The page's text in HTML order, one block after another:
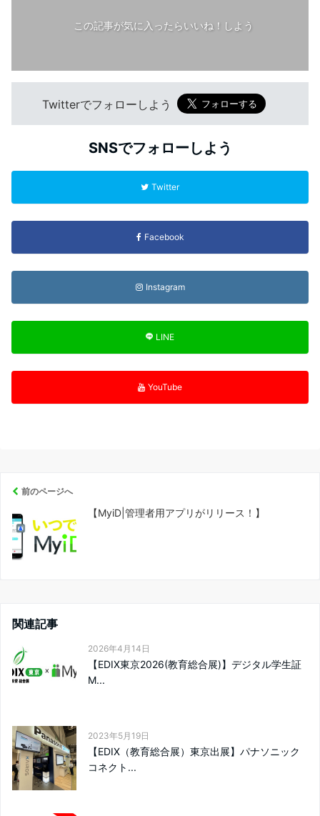
この記事が気に入ったらいいね！しよう
Twitterでフォローしよう
SNSでフォローしよう
Twitter
Facebook
Instagram
LINE
YouTube
前のページへ
【MyiD|管理者用アプリがリリース！】
関連記事
2026年4月14日
【EDIX東京2026(教育総合展)】デジタル学生証
M...
2023年5月19日
【EDIX（教育総合展）東京出展】パナソニック
コネクト...